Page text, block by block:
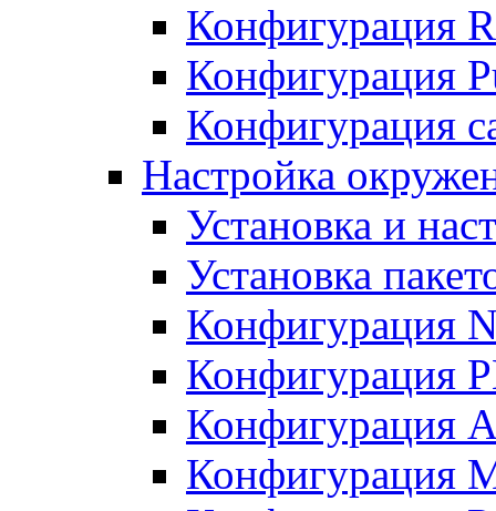
Конфигурация
Конфигурация
Конфигурация
Настройка
Установка и
Установка
Конфигурация
Конфигурация
Конфигурация
Конфигурация